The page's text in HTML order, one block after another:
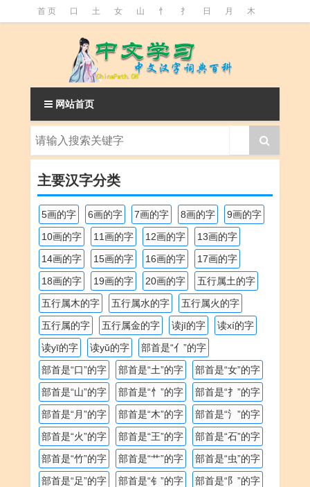
首 页 口 土 女 山 忄 扌 日 月 木
魚
网站首页
主要汉字分类
5画的字 6画的字 7画的字 8画的字
9画的字
10画的字
11画的字 12画的字
13画的字
14画的字
15画的字 16画的字
17画的字
18画的字
19画的字 20画的字
五行属土的字
五行属木的字
五行属水的字
五行属火的字
五行属的字
五行属金的字 读jī的字
读xí的字
读yī的字
读yǔ的字
部首是“亻”的字
部首是“口”的字
部首是“土”的字
部首是“女”的字
部首是“山”的字
部首是“忄”的字
部首是“扌”的字
部首是“月”的字
部首是“木”的字
部首是“氵”的字
部首是“火”的字
部首是“王”的字
部首是“石”的字
部首是“竹”的字
部首是“艹”的字
部首是“虫”的字
部首是“足”的字
部首是“钅”的字 部首是“阝”的字